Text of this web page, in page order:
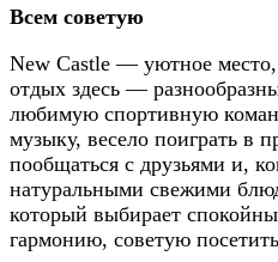
Всем советую
New Castle — уютное
отдых здесь —
любимую спортивную
музыку, весело поиграть в
пообщаться с друзьями и,
натуральными свежими
который выбирает
гармонию, советую